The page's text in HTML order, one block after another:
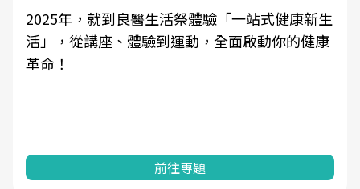
2025年，就到良醫生活祭體驗「一站式健康新生
活」，從講座、體驗到運動，全面啟動你的健康
革命！
前往專題